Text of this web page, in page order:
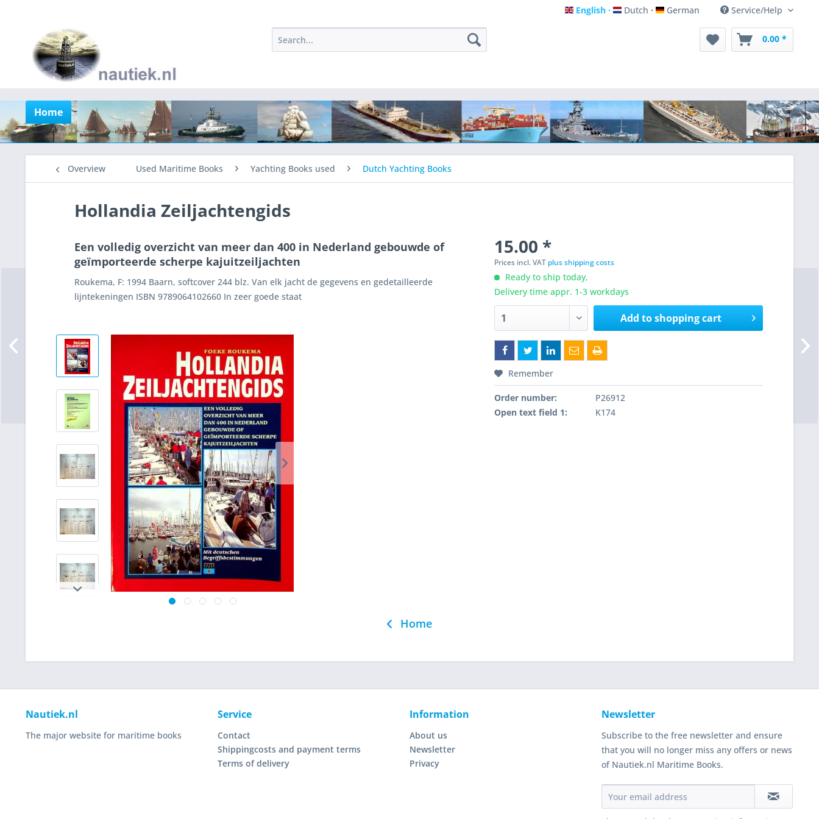
English
English Dutch
Dutch German
German Service/Help
0.00 *
Home
Overview Used Maritime Books Yachting Books used Dutch Yachting Books
Hollandia Zeiljachtengids
Een volledig overzicht van meer dan 400 in Nederland gebouwde of
geïmporteerde scherpe kajuitzeiljachten
Roukema, F: 1994 Baarn, softcover 244 blz. Van elk jacht de gegevens en gedetailleerde
lijntekeningen ISBN 9789064102660 In zeer goede staat
15.00 *
Prices incl. VAT plus shipping costs
Ready to ship today,
Delivery time appr. 1-3 workdays
Add toshopping cart
Remember
Order number:
P26912
Open text field 1:
K174
Home
Nautiek.nl
The major website for maritime books
Service
Contact
Shippingcosts and payment terms
Terms of delivery
Information
About us
Newsletter
Privacy
Newsletter
Subscribe to the free newsletter and ensure
that you will no longer miss any offers or news
of Nautiek.nl Maritime Books.